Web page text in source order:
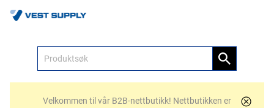
Velkommen til vår B2B-nettbutikk! Nettbutikken er